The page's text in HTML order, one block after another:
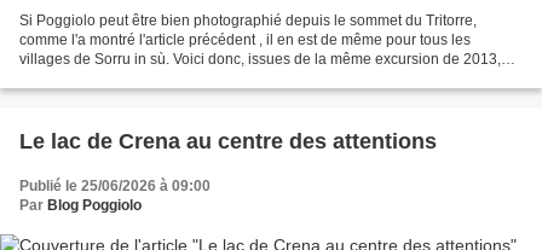
Si Poggiolo peut être bien photographié depuis le sommet du Tritorre,
comme l'a montré l'article précédent , il en est de même pour tous les
villages de Sorru in sù. Voici donc, issues de la même excursion de 2013,
Le lac de Crena au centre des attentions
Publié le 25/06/2026 à 09:00
Par Blog Poggiolo